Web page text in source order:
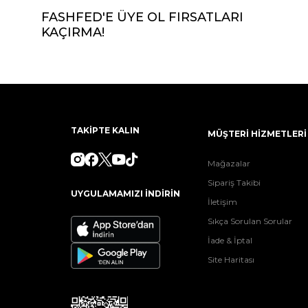
FASHFED'E ÜYE OL FIRSATLARI
KAÇIRMA!
TAKİPTE KALIN
UYGULAMAMIZI İNDİRİN
MÜŞTERİ HİZMETLERİ
Mağazalar
Sipariş Takibi
İletişim
Sıkça Sorulan Sorular
İade & İptal
Site Haritası